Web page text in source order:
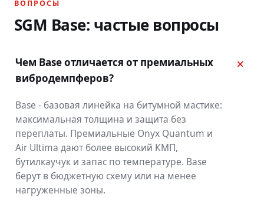
ВОПРОСЫ
SGM Base: частые вопросы
Чем Base отличается от премиальных
вибродемпферов?
Base - базовая линейка на битумной мастике:
максимальная толщина и защита без
переплаты. Премиальные Onyx Quantum и
Air Ultima дают более высокий КМП,
бутилкаучук и запас по температуре. Base
берут в бюджетную схему или на менее
нагруженные зоны.